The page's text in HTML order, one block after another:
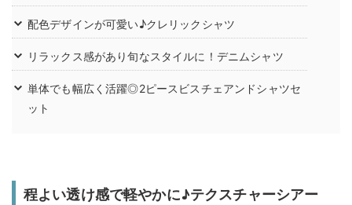
配色デザインが可愛い♪クレリックシャツ
リラックス感があり旬なスタイルに！デニムシャツ
単体でも幅広く活躍◎2ピースビスチェアンドシャツセ
ット
程よい透け感で軽やかに♪テクスチャーシアー